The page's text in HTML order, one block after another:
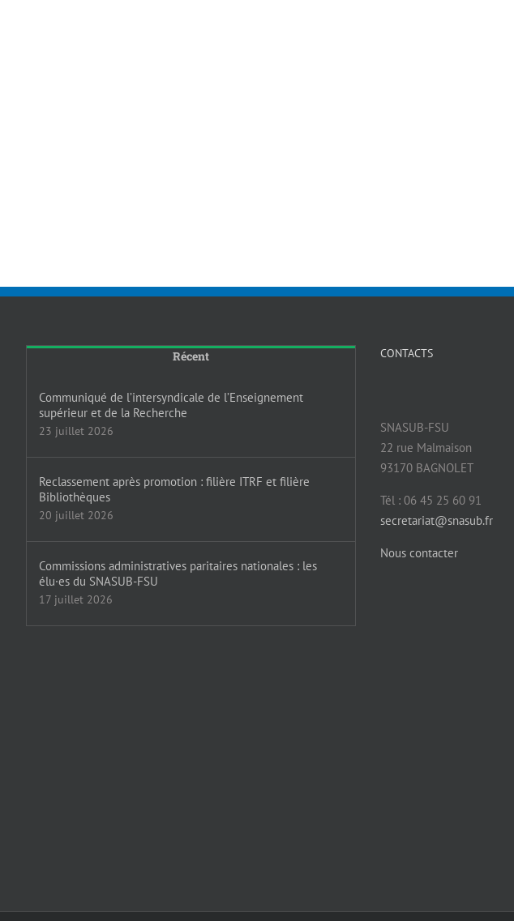
Récent
Communiqué de l’intersyndicale de l’Enseignement
supérieur et de la Recherche
23 juillet 2026
Reclassement après promotion : filière ITRF et filière
Bibliothèques
20 juillet 2026
Commissions administratives paritaires nationales : les
élu·es du SNASUB-FSU
17 juillet 2026
CONTACTS
SNASUB-FSU
22 rue Malmaison
93170 BAGNOLET
Tél : 06 45 25 60 91
secretariat@snasub.fr
Nous contacter